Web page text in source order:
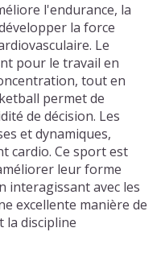
l'endurance, la
la force
Le
pour le travail en
tout en
permet de
de décision. Les
et dynamiques,
cardio. Ce sport est
leur forme
interagissant avec les
excellente manière de
la discipline